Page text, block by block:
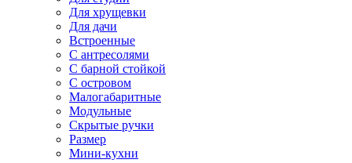
Для хрущевки
Для дачи
Встроенные
С антресолями
С барной стойкой
С островом
Малогабаритные
Модульные
Скрытые ручки
Размер
Мини-кухни